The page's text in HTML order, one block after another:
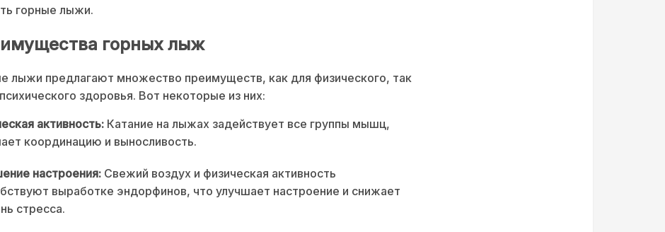
горные лыжи.
горных лыж
лыжи предлагают множество преимуществ, как для физического, так
здоровья. Вот некоторые из них:
активность: Катание на лыжах задействует все группы мышц,
координацию и выносливость.
настроения: Свежий воздух и физическая активность
выработке эндорфинов, что улучшает настроение и снижает
стресса.